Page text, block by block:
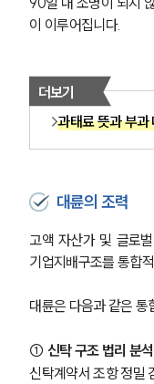
이 이루어집니다.
더보기
과태료 뜻과 부과
대륜의 조력
고액 자산가 및 글로
기업지배구조를 통합
대륜은 다음과 같은 통
① 신탁 구조 법리 분석
신탁계약서 조항 정밀